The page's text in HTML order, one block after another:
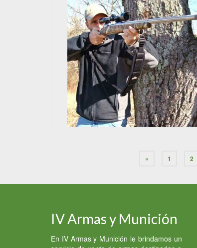
« 1 2
IV Armas y Munición
En IV Armas y Munición le brindamos un